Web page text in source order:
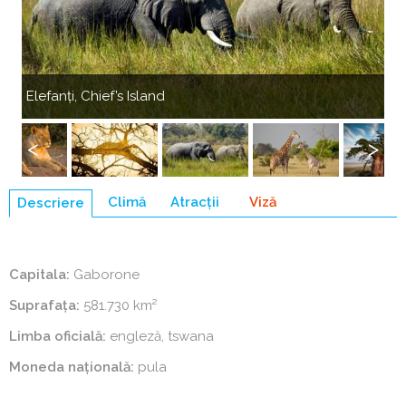
Elefanți, Chief’s Island
Anterior
Anterior
Descriere
Climă Atracții Viză
Capitala: Gaborone
Suprafaţa: 581.730 km²
Limba oficială: engleză, tswana
Moneda naţională: pula